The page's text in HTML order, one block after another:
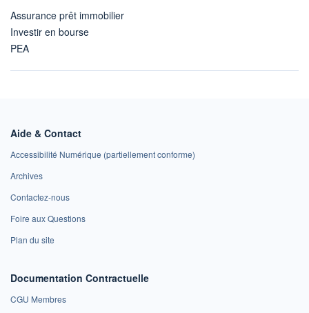
Assurance prêt immobilier
Investir en bourse
PEA
Aide & Contact
Accessibilité Numérique (partiellement conforme)
Archives
Contactez-nous
Foire aux Questions
Plan du site
Documentation Contractuelle
CGU Membres